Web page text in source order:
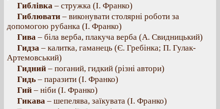
Гиблівка – стружка (І. Франко)
Гиблювати – виконувати столярні роботи за
допомогою рубанка (І. Франко)
Гива – біла верба, плакуча верба (А. Свидницький)
Гидза – калитка, гаманець (Є. Гребінка; П. Гулак-
Артемовський)
Гидний – поганий, гидкий (різні автори)
Гидь – паразити (І. Франко)
Гий – ніби (І. Франко)
Гикава – шепелява, заїкувата (І. Франко)